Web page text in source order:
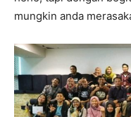
mungkin anda